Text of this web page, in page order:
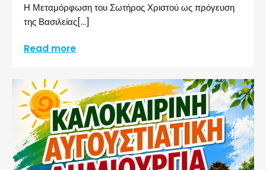
Η Μεταμόρφωση του Σωτήρος Χριστού ως πρόγευση
της Βασιλείας[…]
Read more